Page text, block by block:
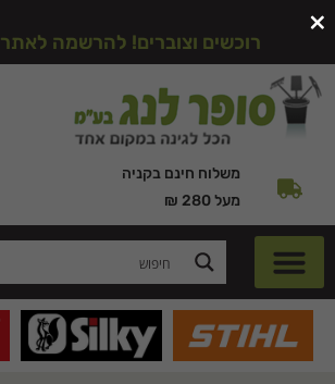
רוכשים וצוברים! להרשמה
משלוח חינם בקניה
מעל 280 ₪
×